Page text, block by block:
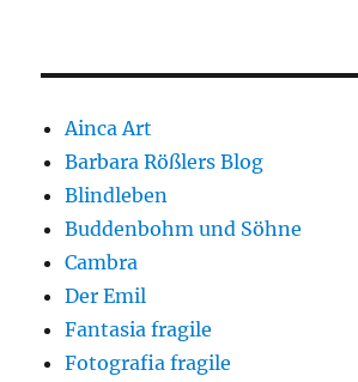
Ainca Art
Barbara Rößlers Blog
Blindleben
Buddenbohm und Söhne
Cambra
Der Emil
Fantasia fragile
Fotografia fragile